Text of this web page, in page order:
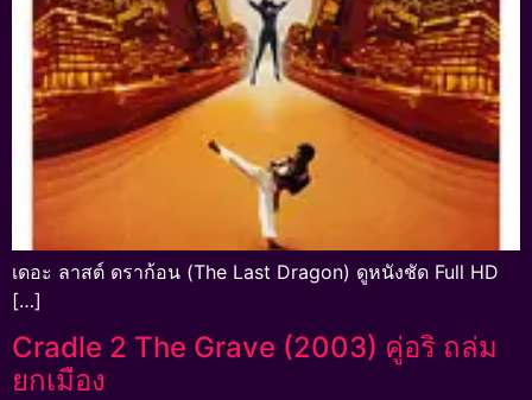
เดอะ ลาสต์ ดราก้อน (The Last Dragon) ดูหนังชัด Full HD
[…]
Cradle 2 The Grave (2003) คู่อริ ถล่ม
ยกเมือง